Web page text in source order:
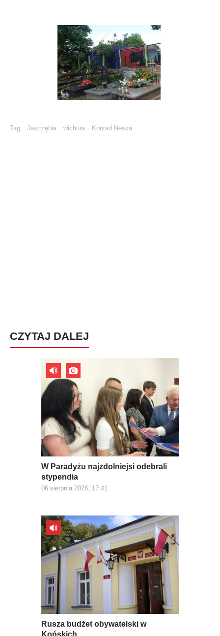
Tag: Jastrzębia wichura Konrad Neska
CZYTAJ DALEJ
W Paradyżu najzdolniejsi odebrali
stypendia
06 sierpnia 2026, 17:41
Rusza budżet obywatelski w
Końskich